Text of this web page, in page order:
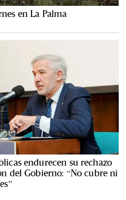
en La Palma
endurecen su rechazo
del Gobierno: “No cubre ni